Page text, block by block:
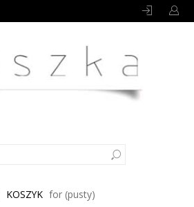
KOSZYK for (pusty)